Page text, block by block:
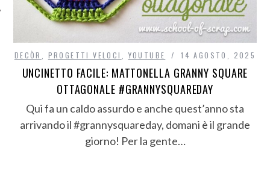
DECÒR PROGETTI VELOCI YOUTUBE 14 AGOSTO, 2025
UNCINETTO FACILE: MATTONELLA GRANNY SQUARE
OTTAGONALE #GRANNYSQUAREDAY
Qui fa un caldo assurdo e anche quest’anno sta
arrivando il #grannysquareday, domani è il grande
giorno! Per la gente…